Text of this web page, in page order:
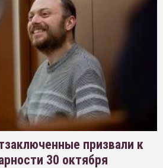
призвали к
30 октября